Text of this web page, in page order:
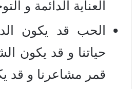
العناية الدائمة و
الحب قد يكون
حياتنا و قد يكون
قمر مشاعرنا و قد